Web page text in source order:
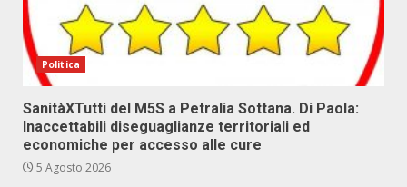
Politica
SanitàXTutti del M5S a Petralia Sottana. Di Paola:
Inaccettabili diseguaglianze territoriali ed
economiche per accesso alle cure
5 Agosto 2026